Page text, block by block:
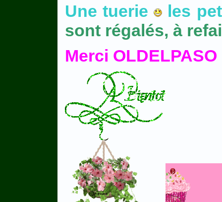
Une tuerie
les
sont régalés, à
Merci